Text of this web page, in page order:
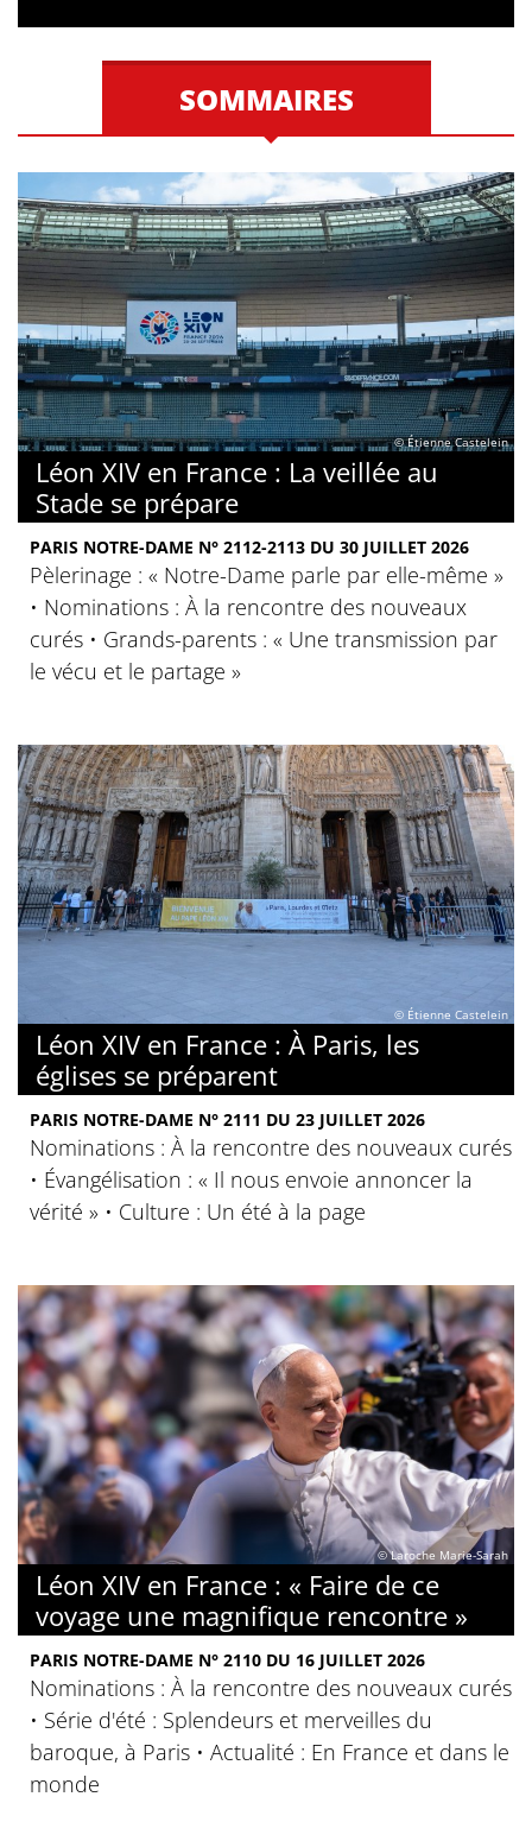
SOMMAIRES
© Étienne Castelein
Léon XIV en France : La veillée au
Stade se prépare
PARIS NOTRE-DAME N° 2112-2113 DU 30 JUILLET 2026
Pèlerinage : « Notre-Dame parle par elle-même »
• Nominations : À la rencontre des nouveaux
curés • Grands-parents : « Une transmission par
le vécu et le partage »
© Étienne Castelein
Léon XIV en France : À Paris, les
églises se préparent
PARIS NOTRE-DAME N° 2111 DU 23 JUILLET 2026
Nominations : À la rencontre des nouveaux curés
• Évangélisation : « Il nous envoie annoncer la
vérité » • Culture : Un été à la page
© Laroche Marie-Sarah
Léon XIV en France : « Faire de ce
voyage une magnifique rencontre »
PARIS NOTRE-DAME N° 2110 DU 16 JUILLET 2026
Nominations : À la rencontre des nouveaux curés
• Série d'été : Splendeurs et merveilles du
baroque, à Paris • Actualité : En France et dans le
monde